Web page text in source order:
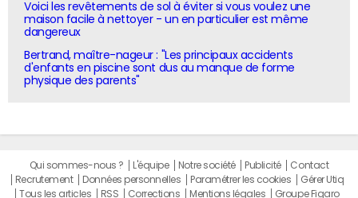
Voici les revêtements de sol à éviter si vous voulez une
maison facile à nettoyer - un en particulier est même
dangereux
Bertrand, maître-nageur : "Les principaux accidents
d'enfants en piscine sont dus au manque de forme
physique des parents"
Qui sommes-nous ? L'équipe Notre société Publicité
Contact
Recrutement
Données personnelles Paramétrer les cookies
Gérer Utiq
Tous les articles
RSS Corrections Mentions légales Groupe Figaro